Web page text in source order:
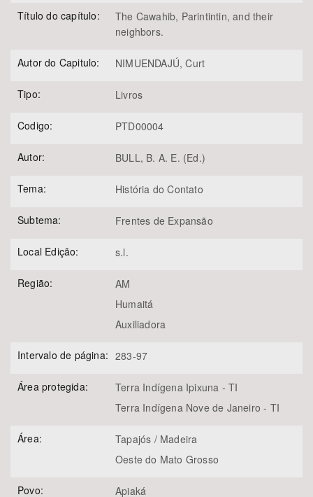
Título do capítulo:
The Cawahib, Parintintin, and their
neighbors.
Autor do Capitulo: NIMUENDAJÚ, Curt
Tipo: Livros
Codigo: PTD00004
Autor: BULL, B. A. E. (Ed.)
Tema: História do Contato
Subtema: Frentes de Expansão
Local Edição: s.l.
Região:
AM
Humaitá
Auxiliadora
Intervalo de página: 283-97
Área protegida:
Terra Indígena Ipixuna - TI
Terra Indígena Nove de Janeiro - TI
Área:
Tapajós / Madeira
Oeste do Mato Grosso
Povo: Apiaká